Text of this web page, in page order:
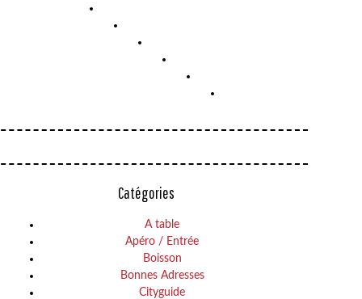
Catégories
A table
Apéro / Entrée
Boisson
Bonnes Adresses
Cityguide